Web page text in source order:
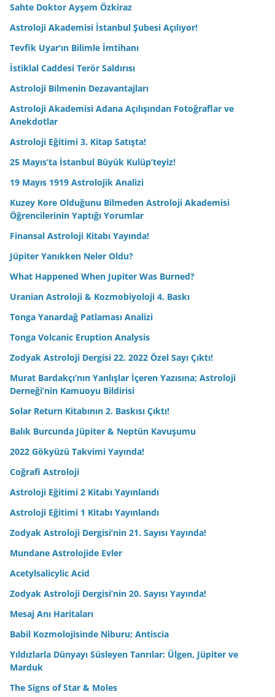
Sahte Doktor Ayşem Özkiraz
Astroloji Akademisi İstanbul Şubesi Açılıyor!
Tevfik Uyar’ın Bilimle İmtihanı
İstiklal Caddesi Terör Saldırısı
Astroloji Bilmenin Dezavantajları
Astroloji Akademisi Adana Açılışından Fotoğraflar ve
Anekdotlar
Astroloji Eğitimi 3. Kitap Satışta!
25 Mayıs’ta İstanbul Büyük Kulüp’teyiz!
19 Mayıs 1919 Astrolojik Analizi
Kuzey Kore Olduğunu Bilmeden Astroloji Akademisi
Öğrencilerinin Yaptığı Yorumlar
Finansal Astroloji Kitabı Yayında!
Jüpiter Yanıkken Neler Oldu?
What Happened When Jupiter Was Burned?
Uranian Astroloji & Kozmobiyoloji 4. Baskı
Tonga Yanardağ Patlaması Analizi
Tonga Volcanic Eruption Analysis
Zodyak Astroloji Dergisi 22. 2022 Özel Sayı Çıktı!
Murat Bardakçı’nın Yanlışlar İçeren Yazısına; Astroloji
Derneği’nin Kamuoyu Bildirisi
Solar Return Kitabının 2. Baskısı Çıktı!
Balık Burcunda Jüpiter & Neptün Kavuşumu
2022 Gökyüzü Takvimi Yayında!
Coğrafi Astroloji
Astroloji Eğitimi 2 Kitabı Yayınlandı
Astroloji Eğitimi 1 Kitabı Yayınlandı
Zodyak Astroloji Dergisi’nin 21. Sayısı Yayında!
Mundane Astrolojide Evler
Acetylsalicylic Acid
Zodyak Astroloji Dergisi’nin 20. Sayısı Yayında!
Mesaj Anı Haritaları
Babil Kozmolojisinde Niburu; Antiscia
Yıldızlarla Dünyayı Süsleyen Tanrılar: Ülgen, Jüpiter ve
Marduk
The Signs of Star & Moles